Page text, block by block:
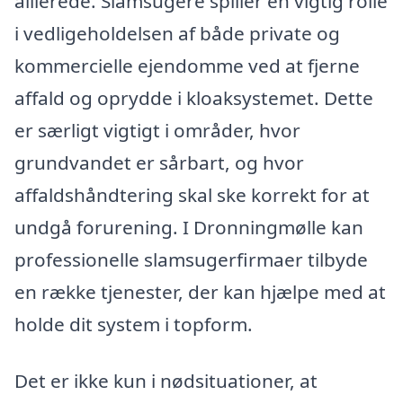
i vedligeholdelsen af både private og
kommercielle ejendomme ved at fjerne
affald og oprydde i kloaksystemet. Dette
er særligt vigtigt i områder, hvor
grundvandet er sårbart, og hvor
affaldshåndtering skal ske korrekt for at
undgå forurening. I Dronningmølle kan
professionelle slamsugerfirmaer tilbyde
en række tjenester, der kan hjælpe med at
holde dit system i topform.
Det er ikke kun i nødsituationer, at